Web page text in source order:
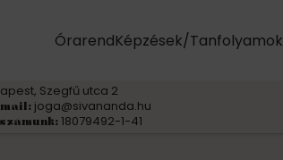
ÓrarendKépzések/Tanfolyamok
Szegfű utca 2
joga@sivananda.hu
18079492-1-41